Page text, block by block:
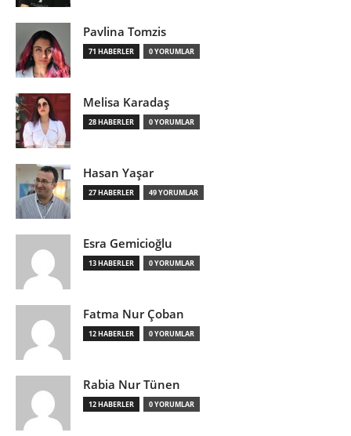
Pavlina Tomzis
71 HABERLER 0 YORUMLAR
Melisa Karadaş
28 HABERLER 0 YORUMLAR
Hasan Yaşar
27 HABERLER 49 YORUMLAR
Esra Gemicioğlu
13 HABERLER 0 YORUMLAR
Fatma Nur Çoban
12 HABERLER 0 YORUMLAR
Rabia Nur Tünen
12 HABERLER 0 YORUMLAR